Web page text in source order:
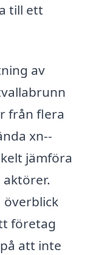
till ett
av
från flera
xn--
jämföra
överblick
företag
att inte